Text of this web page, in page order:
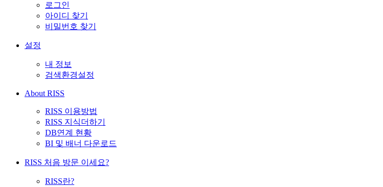
로그인
아이디 찾기
비밀번호 찾기
설정
내 정보
검색환경설정
About RISS
RISS 이용방법
RISS 지식더하기
DB연계 현황
BI 및 배너 다운로드
RISS 처음 방문 이세요?
RISS란?